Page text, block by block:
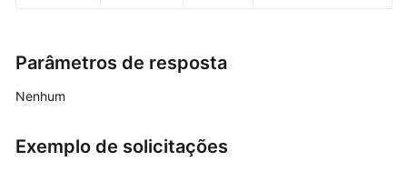
um
Parâmetros de resposta
Nenhum
Exemplo de solicitações